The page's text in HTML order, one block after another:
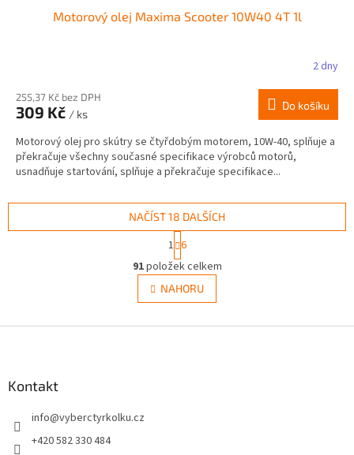
Motorový olej Maxima Scooter 10W40 4T 1l
2 dny
255,37 Kč bez DPH
309 Kč / ks
Do košíku
Motorový olej pro skútry se čtyřdobým motorem, 10W-40, splňuje a
překračuje všechny současné specifikace výrobců motorů,
usnadňuje startování, splňuje a překračuje specifikace...
O
v
l
á
NAČÍST 18 DALŠÍCH
t
r
á
n
k
v
1 6
91položek celkem
NAHORU
Kontakt
info@vyberctyrkolku.cz
+420 582 330 484